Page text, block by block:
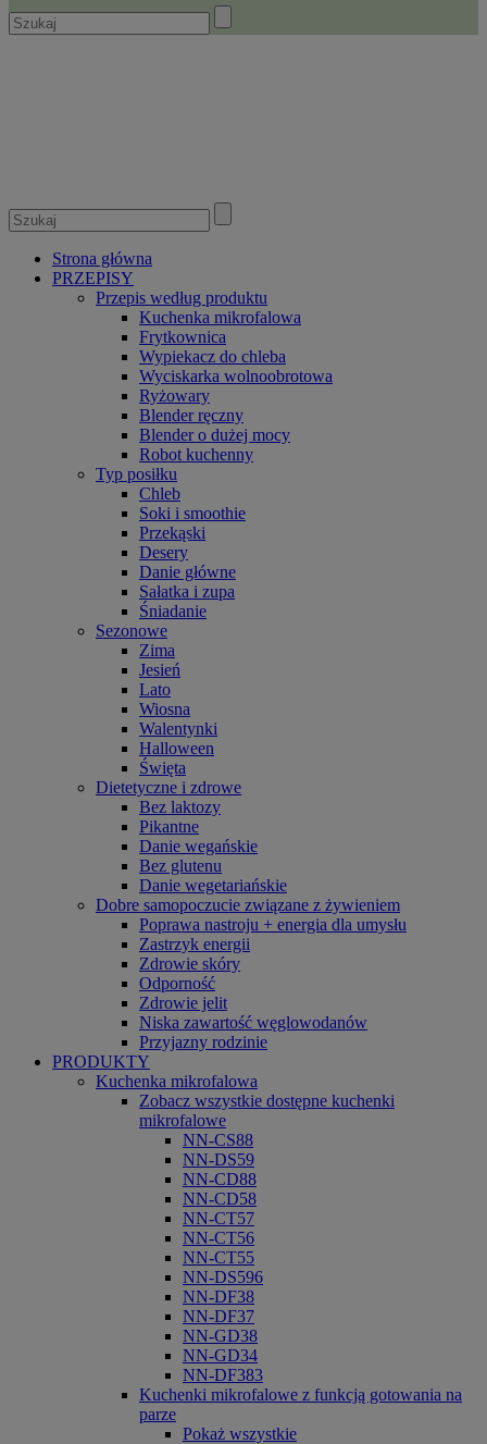
Strona główna
PRZEPISY
Przepis według produktu
Kuchenka mikrofalowa
Frytkownica
Wypiekacz do chleba
Wyciskarka wolnoobrotowa
Ryżowary
Blender ręczny
Blender o dużej mocy
Robot kuchenny
Typ posiłku
Chleb
Soki i smoothie
Przekąski
Desery
Danie główne
Sałatka i zupa
Śniadanie
Sezonowe
Zima
Jesień
Lato
Wiosna
Walentynki
Halloween
Święta
Dietetyczne i zdrowe
Bez laktozy
Pikantne
Danie wegańskie
Bez glutenu
Danie wegetariańskie
Dobre samopoczucie związane z żywieniem
Poprawa nastroju + energia dla umysłu
Zastrzyk energii
Zdrowie skóry
Odporność
Zdrowie jelit
Niska zawartość węglowodanów
Przyjazny rodzinie
PRODUKTY
Kuchenka mikrofalowa
Zobacz wszystkie dostępne kuchenki
mikrofalowe
NN-CS88
NN-DS59
NN-CD88
NN-CD58
NN-CT57
NN-CT56
NN-CT55
NN-DS596
NN-DF38
NN-DF37
NN-GD38
NN-GD34
NN-DF383
Kuchenki mikrofalowe z funkcją gotowania na
parze
Pokaż wszystkie